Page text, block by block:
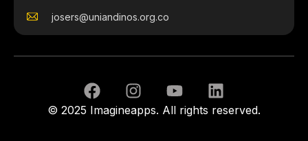
josers@uniandinos.org.co
© 2025 Imagineapps. All rights reserved.